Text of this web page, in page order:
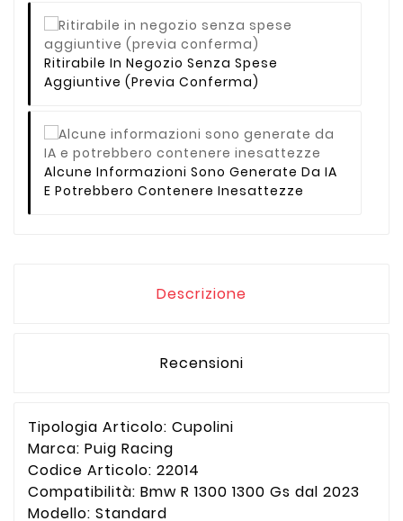
Ritirabile In Negozio Senza Spese
Aggiuntive (previa Conferma)
Alcune Informazioni Sono Generate Da IA
E Potrebbero Contenere Inesattezze
Descrizione
Recensioni
Tipologia Articolo: Cupolini
Marca: Puig Racing
Codice Articolo: 22014
Compatibilità: Bmw R 1300 1300 Gs dal 2023
Modello: Standard